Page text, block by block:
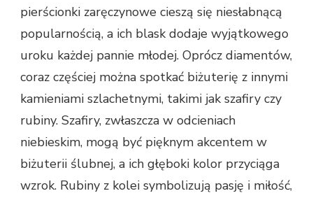
pierścionki zaręczynowe cieszą się niesłabnącą
popularnością, a ich blask dodaje wyjątkowego
uroku każdej pannie młodej. Oprócz diamentów,
coraz częściej można spotkać biżuterię z innymi
kamieniami szlachetnymi, takimi jak szafiry czy
rubiny. Szafiry, zwłaszcza w odcieniach
niebieskim, mogą być pięknym akcentem w
biżuterii ślubnej, a ich głęboki kolor przyciąga
wzrok. Rubiny z kolei symbolizują pasję i miłość,